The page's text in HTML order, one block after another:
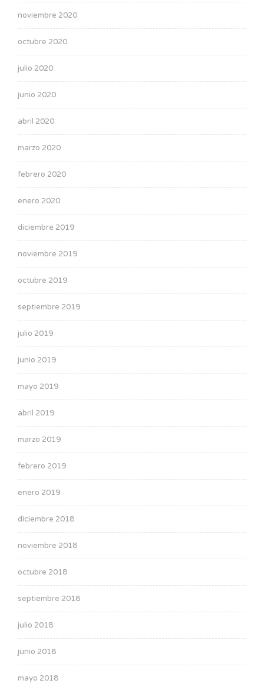
noviembre 2020
octubre 2020
julio 2020
junio 2020
abril 2020
marzo 2020
febrero 2020
enero 2020
diciembre 2019
noviembre 2019
octubre 2019
septiembre 2019
julio 2019
junio 2019
mayo 2019
abril 2019
marzo 2019
febrero 2019
enero 2019
diciembre 2018
noviembre 2018
octubre 2018
septiembre 2018
julio 2018
junio 2018
mayo 2018